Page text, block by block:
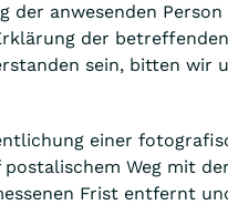
anwesenden
der
sein, bitten wir
einer
Weg mit
Frist entfernt